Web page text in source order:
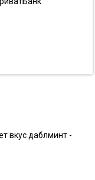
вкус даблминт -